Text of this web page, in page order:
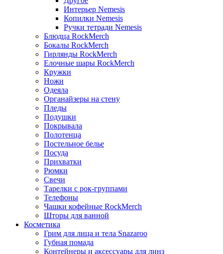
Интерьер Nemesis
Копилки Nemesis
Ручки тетради Nemesis
Блюдца RockMerch
Бокалы RockMerch
Гирлянды RockMerch
Елочные шары RockMerch
Кружки
Ножи
Одеяла
Органайзеры на стену
Пледы
Подушки
Покрывала
Полотенца
Постельное белье
Посуда
Прихватки
Рюмки
Свечи
Тарелки с рок-группами
Телефоны
Чашки кофейные RockMerch
Шторы для ванной
Косметика
Грим для лица и тела Snazaroo
Губная помада
Контейнеры и аксессуары для линз